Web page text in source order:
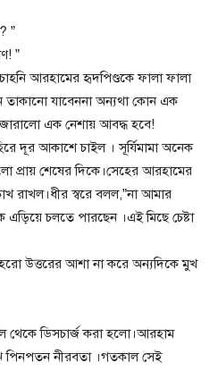
”
”
আরহামের হৃদপিণ্ডকে ফালা ফালা
তাকানো যাবেননা অন্যথা কোন এক
এক নেশায় আবদ্ধ হবে!
দূর আকাশে চাইল । সূর্যিমামা অনেক
প্রায় শেষের দিকে।সেহের আরহামের
রাখল।ধীর স্বরে বলল,”না আমার
চলতে পারছেন ।এই মিছে চেষ্টা
উত্তরের আশা না করে অন্যদিকে মুখ
থেকে ডিসচার্জ করা হলো।আরহাম
পিনপতন নীরবতা ।গতকাল সেই